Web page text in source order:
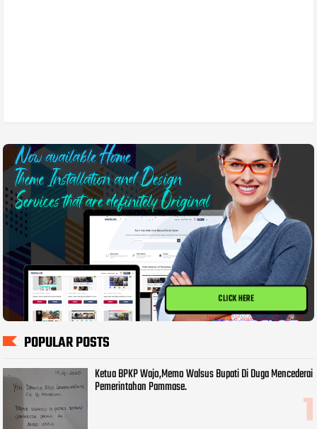
CLICK HERE
POPULAR POSTS
Ketua BPKP Wajo,Memo Walsus Bupati Di Duga Mencederai
Pemerintahan Pammase.